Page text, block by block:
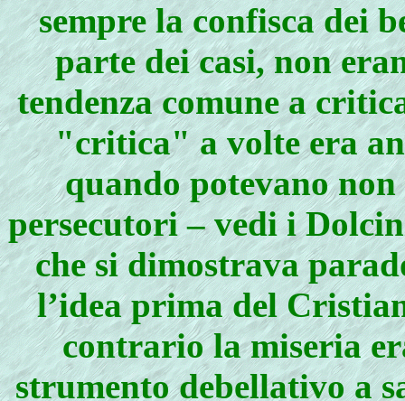
sempre la confisca dei
parte dei casi, non
tendenza comune a
"critica" a volte era
quando potevano
persecutori – vedi i
che si dimostrava
l’idea prima del
contrario la miseria
strumento debellativo a